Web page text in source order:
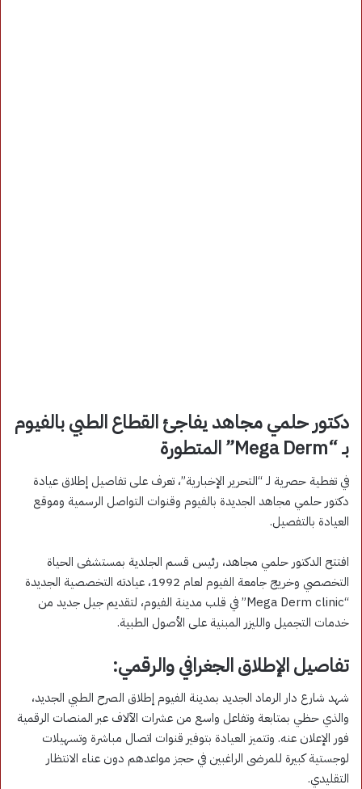
دكتور حلمي مجاهد يفاجئ القطاع الطبي بالفيوم
بـ “Mega Derm” المتطورة
في تغطية حصرية لـ “التحرير الإخبارية”، تعرف على تفاصيل إطلاق عيادة
دكتور حلمي مجاهد الجديدة بالفيوم وقنوات التواصل الرسمية وموقع
العيادة بالتفصيل.
افتتح الدكتور حلمي مجاهد، رئيس قسم الجلدية بمستشفى الحياة
التخصصي وخريج جامعة الفيوم لعام 1992، عيادته التخصصية الجديدة
“Mega Derm clinic” في قلب مدينة الفيوم، لتقديم جيل جديد من
خدمات التجميل والليزر المبنية على الأصول الطبية.
تفاصيل الإطلاق الجغرافي والرقمي:
شهد شارع دار الرماد الجديد بمدينة الفيوم إطلاق الصرح الطبي الجديد،
والذي حظي بمتابعة وتفاعل واسع من عشرات الآلاف عبر المنصات الرقمية
فور الإعلان عنه. وتتميز العيادة بتوفير قنوات اتصال مباشرة وتسهيلات
لوجستية كبيرة للمرضى الراغبين في حجز مواعدهم دون عناء الانتظار
التقليدي.